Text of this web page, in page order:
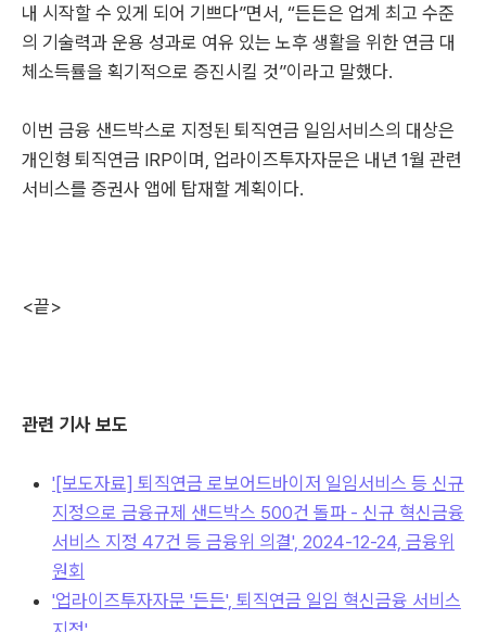
내 시작할 수 있게 되어 기쁘다”면서, “든든은 업계 최고 수준
의 기술력과 운용 성과로 여유 있는 노후 생활을 위한 연금 대
체소득률을 획기적으로 증진시킬 것”이라고 말했다.
이번 금융 샌드박스로 지정된 퇴직연금 일임서비스의 대상은
개인형 퇴직연금 IRP이며, 업라이즈투자자문은 내년 1월 관련
서비스를 증권사 앱에 탑재할 계획이다.
<끝>
관련 기사 보도
'[보도자료] 퇴직연금 로보어드바이저 일임서비스 등 신규
지정으로 금융규제 샌드박스 500건 돌파 - 신규 혁신금융
서비스 지정 47건 등 금융위 의결', 2024-12-24, 금융위
원회
'업라이즈투자자문 '든든', 퇴직연금 일임 혁신금융 서비스